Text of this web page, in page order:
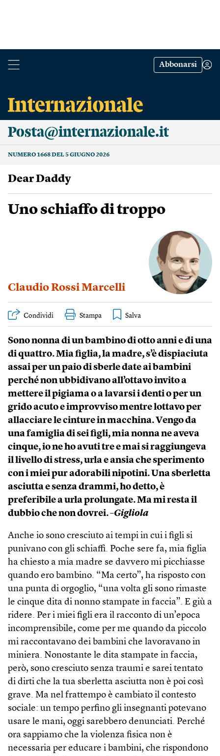
Abbonarsi
Posta@internazionale.it
NUMERO 1668 DEL 5 GIUGNO 2026
Dear Daddy
Uno schiaffo di troppo
Claudio Rossi Marcelli
Condividi Stampa
Sono nonna di un bambino di otto anni e di una
di quattro. Mia figlia, la madre, s’è dispiaciuta
assai per un paio di sberle date ai bambini
perché non ubbidivano all’ottavo invito a
mettere il pigiama o a lavarsi i denti o per un
grido acuto e improvviso mentre lottavo per
allacciare le cinture in macchina. Vengo da
una famiglia di sei figli, mia nonna ne aveva
cinque, io ne ho avuti tre e mai si raggiungeva
il livello di stress, urla e ansia che sperimento
con i miei pur adorabili nipotini. Una sberletta
asciutta e senza drammi, ho detto, è
preferibile a urla prolungate. Ma mi resta il
dubbio che non dovrei.–Gigliola
Anche io sono cresciuto ai tempi in cui i figli si
punivano con gli schiaffi. Poche sere fa, mia figlia
ha chiesto a mia madre se davvero mi picchiasse
quando ero bambino. “Ma certo”, ha risposto con
una punta di orgoglio, “una volta gli sono rimaste
le cinque dita di nonno stampate in faccia”. E giù a
ridere. Per i miei figli era il racconto di un’epoca
incomprensibile, come per me quando da piccolo
mi raccontavano dei bambini che lavoravano in
miniera. Nonostante le dita stampate in faccia,
però, sono cresciuto senza traumi e sarei tentato
di dirti che la tua sberletta asciutta non è poi così
grave. Ma nel frattempo è cambiato il contesto
sociale: un tempo perfino gli insegnanti potevano
usare le mani, oggi sarebbero denunciati. Perché
ora sappiamo che la violenza fisica non è
necessaria per educare i bambini, che rispondono